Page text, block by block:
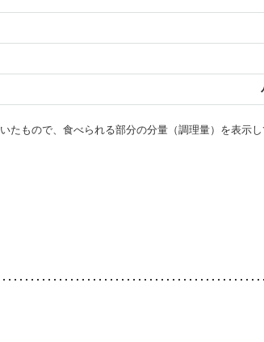
もので、食べられる部分の分量（調理量）を表示し